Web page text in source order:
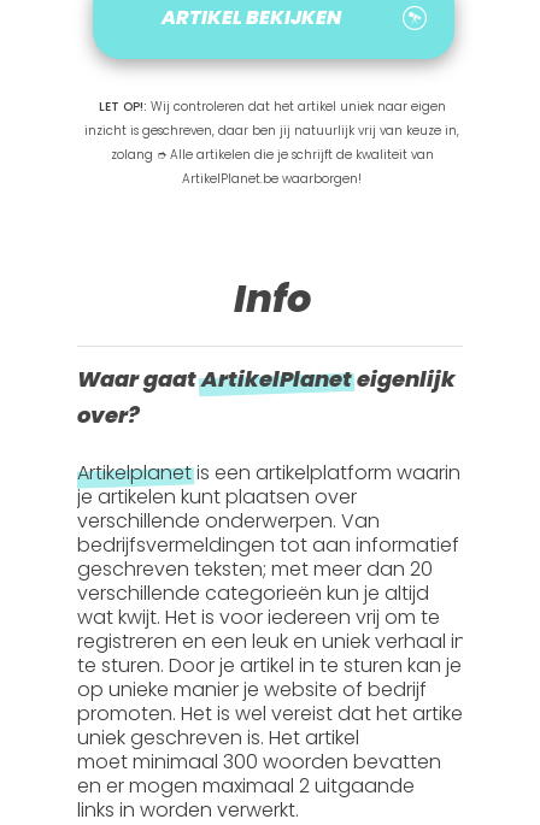
ARTIKEL BEKIJKEN
LET OP!: Wij controleren dat het artikel uniek naar eigen
inzicht is geschreven, daar ben jij natuurlijk vrij van keuze in,
zolang ➮ Alle artikelen die je schrijft de kwaliteit van
ArtikelPlanet.be waarborgen!
Info
Waar gaatArtikelPlaneteigenlijk
over?
Artikelplanetis een artikelplatform waarin
je artikelen kunt plaatsen over
verschillende onderwerpen. Van
bedrijfsvermeldingen tot aan informatief
geschreven teksten; met meer dan 20
verschillende categorieën kun je altijd
wat kwijt. Het is voor iedereen vrij om te
registreren en een leuk en uniek verhaal in
te sturen. Door je artikel in te sturen kan je
op unieke manier je website of bedrijf
promoten. Het is wel vereist dat het artikel
uniek geschreven is. Het artikel
moetminimaal 300 woorden bevatten
en er mogenmaximaal 2 uitgaande
links in worden verwerkt.